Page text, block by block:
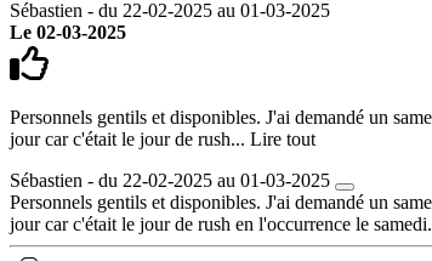
Sébastien - du 22-02-2025 au 01-03-2025
Le 02-03-2025
Personnels gentils et disponibles. J'ai demandé un
jour car c'était le jour de rush... Lire tout
Sébastien - du 22-02-2025 au 01-03-2025
Personnels gentils et disponibles. J'ai demandé un
jour car c'était le jour de rush en l'occurrence le